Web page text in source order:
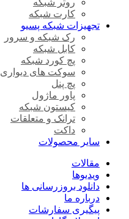
کارت شبکه
تجهیزات شبکه پسیو
رک شبکه و سرور
کابل شبکه
پچ کورد شبکه
سوکت های دیواری
پچ پنل
پاور ماژول
کیستون شبکه
ترانک و متعلقات
داکت
سایر محصولات
مقالات
ویدیوها
دانلود بروزرسانی ها
درباره ما
پیگیری سفارشات